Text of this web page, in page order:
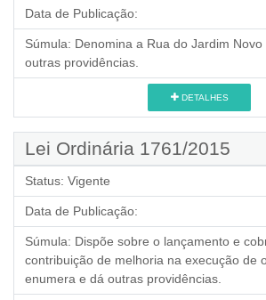
Data de Publicação:
Súmula: Denomina a Rua do Jardim
outras providências.
DETALHES
Lei Ordinária 1761/2015
Status: Vigente
Data de Publicação:
Súmula: Dispõe sobre o lançamento e
contribuição de melhoria na execução de
enumera e dá outras providências.